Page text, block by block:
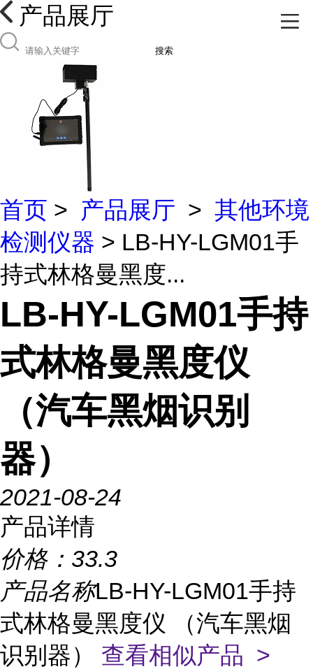
产品展厅
搜索
首页 > 产品展厅 > 其他环境
检测仪器 > LB-HY-LGM01手
持式林格曼黑度...
LB-HY-LGM01手持
式林格曼黑度仪
（汽车黑烟识别
器）
2021-08-24
产品详情
价格： 33.3
产品名称LB-HY-LGM01手持
式林格曼黑度仪 （汽车黑烟
识别器） 查看相似产品 >